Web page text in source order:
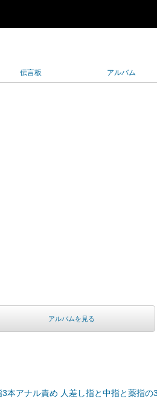
伝言板 アルバム
アルバムを見る
本アナル責め 人差し指と中指と薬指の3